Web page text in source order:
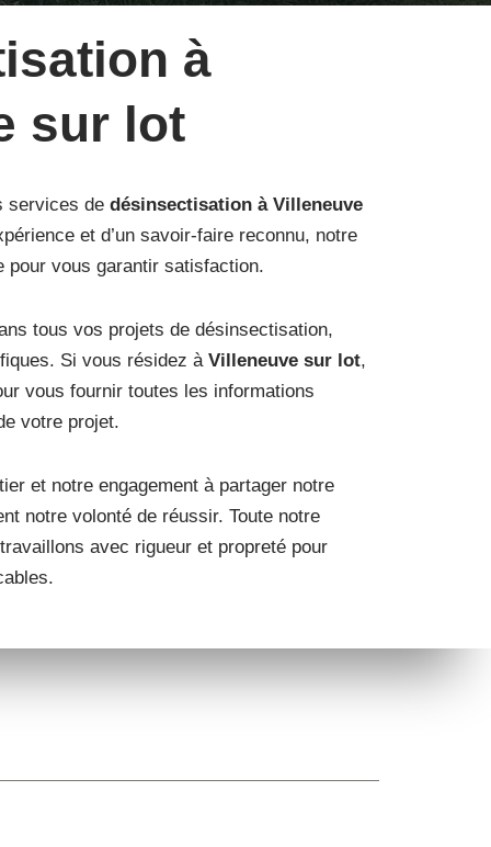
à
sur lot
services de désinsectisation à Villeneuve
et d’un savoir-faire reconnu, notre
vous garantir satisfaction.
tous vos projets de désinsectisation,
Si vous résidez à Villeneuve sur lot,
vous fournir toutes les informations
votre projet.
et notre engagement à partager notre
notre volonté de réussir. Toute notre
avec rigueur et propreté pour